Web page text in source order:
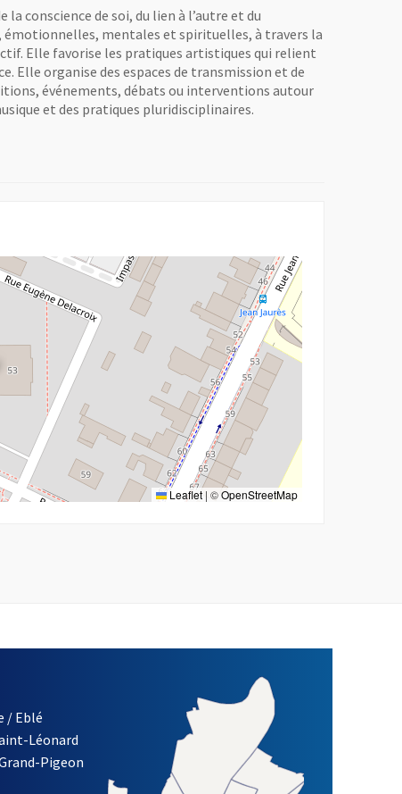
conscience de soi, du lien à l’autre et du
émotionnelles, mentales et spirituelles, à travers la
Elle favorise les pratiques artistiques qui relient
Elle organise des espaces de transmission et de
événements, débats ou interventions autour
et des pratiques pluridisciplinaires.
Leaflet | ©OpenStreetMap
D'INFORMATION DES ASSOCIATIONS DE LA VILLE
/ Eblé
Léonard
Pigeon